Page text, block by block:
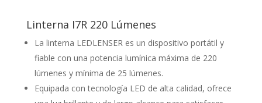
Linterna I7R 220 Lúmenes
La linterna LEDLENSER es un dispositivo portátil y
fiable con una potencia lumínica máxima de 220
lúmenes y mínima de 25 lúmenes.
Equipada con tecnología LED de alta calidad, ofrece